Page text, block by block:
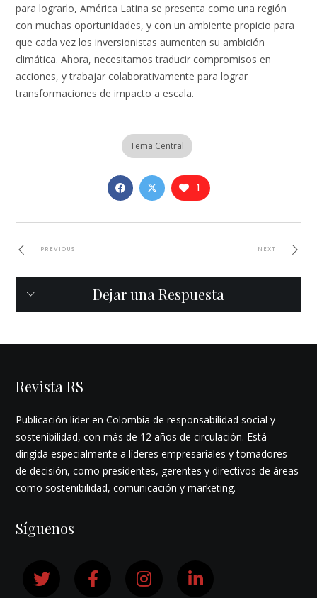
para lograrlo, América Latina se presenta como una región
con muchas oportunidades, y con un ambiente propicio para
que cada vez los inversionistas aumenten su ambición
climática. Ahora, necesitamos traducir compromisos en
acciones, y trabajar colaborativamente para lograr
transformaciones de impacto a escala.
Tema Central
1
PREVIOUS NEXT
Dejar una Respuesta
Revista RS
Publicación líder en Colombia de responsabilidad social y
sostenibilidad, con más de 12 años de circulación. Está
dirigida especialmente a líderes empresariales y tomadores
de decisión, como presidentes, gerentes y directivos de áreas
como sostenibilidad, comunicación y marketing.
Síguenos